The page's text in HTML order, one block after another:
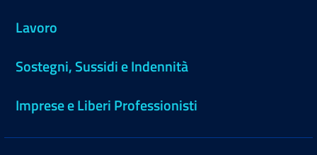
Lavoro
Sostegni, Sussidi e Indennità
Imprese e Liberi Professionisti